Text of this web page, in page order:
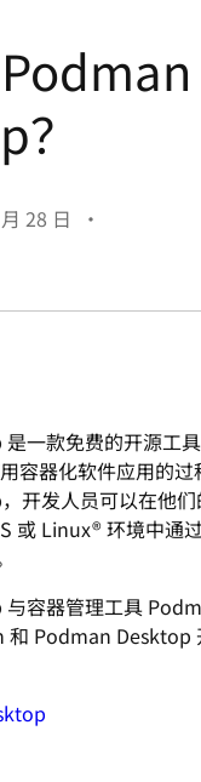
28 日
•
一款免费的开源工
容器化软件应用的过
开发人员可以在他
或 Linux® 环境中通
容器管理工具
和 Podman Desktop